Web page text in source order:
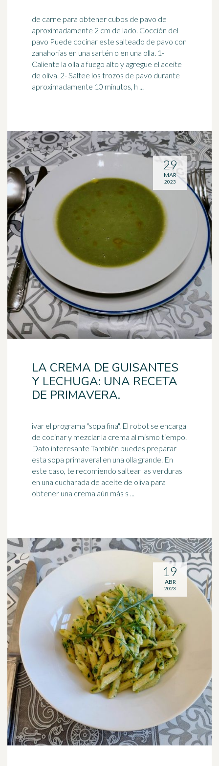
de carne para obtener cubos de pavo de
aproximadamente 2 cm de lado. Cocción del
pavo Puede cocinar este salteado de pavo con
zanahorias en una sartén o en una olla. 1-
Caliente la olla a fuego alto y agregue el aceite
de oliva. 2- Saltee los trozos de pavo durante
aproximadamente 10 minutos, h ...
LA CREMA DE GUISANTES
Y LECHUGA: UNA RECETA
DE PRIMAVERA.
ivar el programa "sopa fina". El robot se encarga
de cocinar y mezclar la crema al mismo tiempo.
Dato interesante También puedes preparar
esta sopa primaveral en una olla grande. En
este caso, te recomiendo saltear las verduras
en una cucharada de aceite de oliva para
obtener una crema aún más s ...
29
MAR
2023
19
ABR
2023